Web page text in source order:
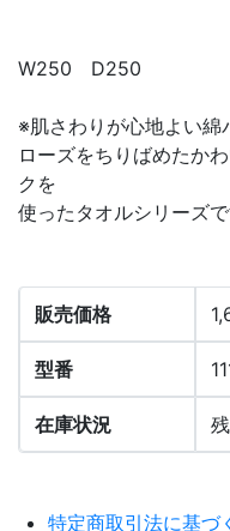
W250 D250
※肌さわりが心地よい綿
ローズをちりばめたか
クを
使ったタオルシリーズで
販売価格
型番
在庫状況
特定商取引法に基づ